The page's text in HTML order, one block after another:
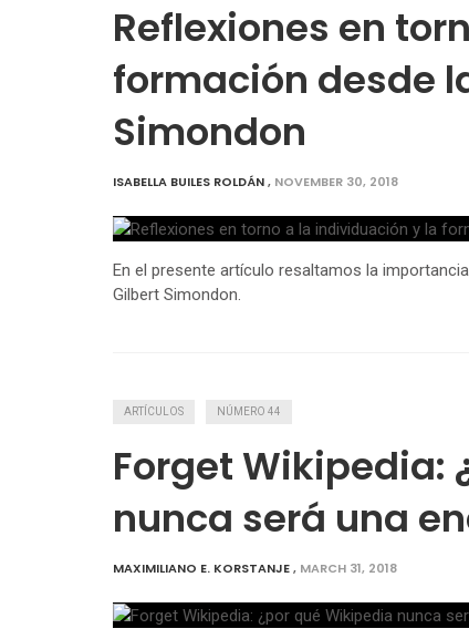
Reflexiones en
formación desde
Simondon
ISABELLA BUILES ROLDÁN, NOVEMBER 30, 2018
En el presente artículo resaltamos la
Gilbert Simondon.
ARTÍCULOS NÚMERO 44
Forget Wikipedia:
nunca será una
MAXIMILIANO E. KORSTANJE, MARCH 31, 2018